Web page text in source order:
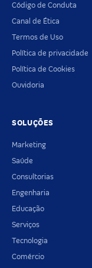
Código de Conduta
Canal de Ética
Termos de Uso
Política de privacidade
Política de Cookies
Ouvidoria
SOLUÇÕES
Marketing
Saúde
Consultorias
Engenharia
Educação
Serviços
Tecnologia
Comércio